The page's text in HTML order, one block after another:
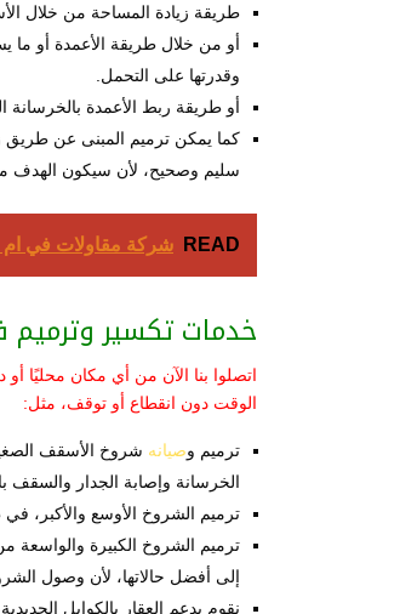
طريقة زيادة المساحة من خلال
أو من خلال طريقة الأعمدة أو ما
وقدرتها على التحمل.
أو طريقة ربط الأعمدة بالخرسانة
كما يمكن ترميم المبنى عن طريق
سليم وصحيح، لأن سيكون الهدف
READ شركة مقاولات في ام
خدمات تكسير وترميم
اتصلوا بنا الآن من أي مكان محليًا
الوقت دون انقطاع أو توقف، مثل:
ترميم وصيانه شروخ الأسقف
الخرسانة وإصابة الجدار والسقف
ترميم الشروخ الأوسع والأكبر، في
ترميم الشروخ الكبيرة والواسعة
إلى أفضل حالاتها، لأن وصول
نقوم بدعم العقار بالكوابل